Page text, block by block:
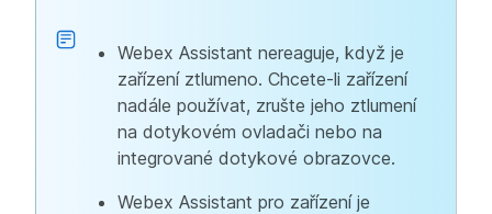
Webex Assistant nereaguje, když je
zařízení ztlumeno. Chcete-li zařízení
nadále používat, zrušte jeho ztlumení
na dotykovém ovladači nebo na
integrované dotykové obrazovce.
Webex Assistant pro zařízení je